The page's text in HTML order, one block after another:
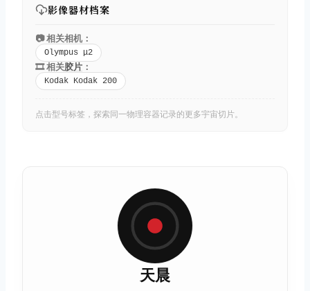
影像器材档案
📷 相关相机：
Olympus μ2
🎞️ 相关胶片 ：
Kodak Kodak 200
点击型号标签，探索同一物理容器记录的更多宇宙切片。
天晨